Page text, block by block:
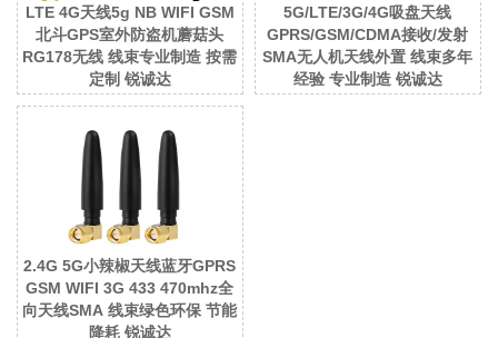
LTE 4G天线5g NB WIFI GSM
北斗GPS室外防盗机蘑菇头
RG178无线 线束专业制造 按需
定制 锐诚达
5G/LTE/3G/4G吸盘天线
GPRS/GSM/CDMA接收/发射
SMA无人机天线外置 线束多年
经验 专业制造 锐诚达
2.4G 5G小辣椒天线蓝牙GPRS
GSM WIFI 3G 433 470mhz全
向天线SMA 线束绿色环保 节能
降耗 锐诚达